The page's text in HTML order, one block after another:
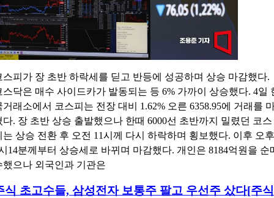
스피가 장 초반 하락세를 딛고 반등에 성공하며 상승 마감했다.
스닥은 매수 사이드카가 발동되는 등 6% 가까이 상승했다. 4일
거래소에서 코스피는 전장 대비 1.62% 오른 6358.95에 거래를
다. 장 초반 상승 출발했으나 한때 6000선 초반까지 밀렸던 코스
는 상승 전환 후 오전 11시께 다시 하락하며 횡보했다. 이후 오후
14분께부터 상승세로 바뀌며 마감했다. 개인은 8184억원을 순
했으나 외국인과 기관은
식 초고수들, 삼성전자 보통주 팔고 우선주 샀다[주식